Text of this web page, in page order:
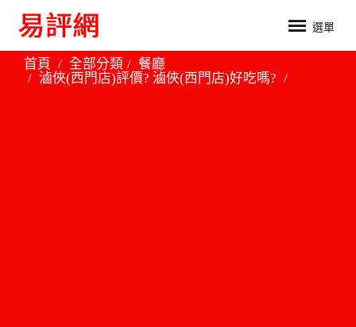
選單
首頁 全部分類
餐廳
滷俠(西門店)評價? 滷俠(西門店)好吃嗎?